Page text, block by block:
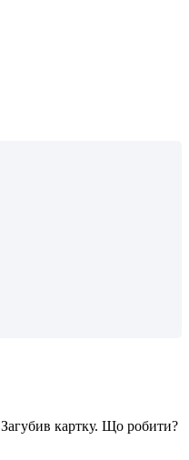
Загубив картку. Що робити?